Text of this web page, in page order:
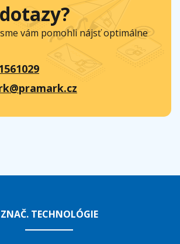
vám pomohli nájsť optimálne
ZNAČ. TECHNOLÓGIE